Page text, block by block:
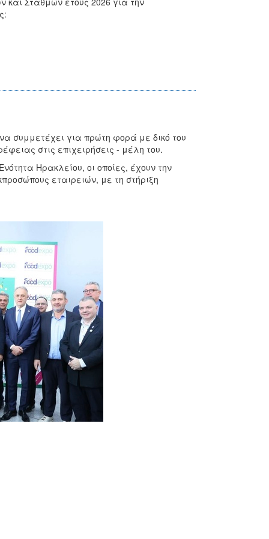
συμμετέχει για πρώτη φορά με δικό του
στις επιχειρήσεις - μέλη του.
Ηρακλείου, οι οποίες, έχουν την
εταιρειών, με τη στήριξη